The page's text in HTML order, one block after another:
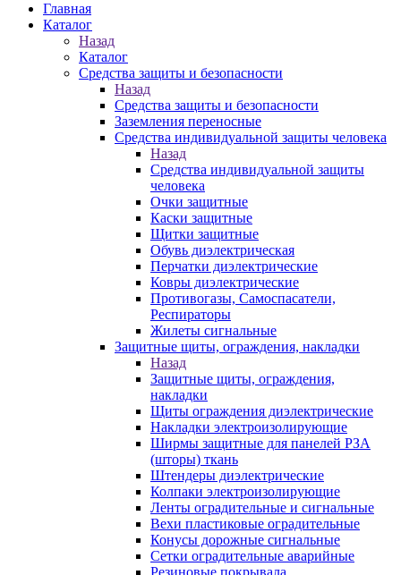
Главная
Каталог
Назад
Каталог
Средства защиты и безопасности
Назад
Средства защиты и безопасности
Заземления переносные
Средства индивидуальной защиты человека
Назад
Средства индивидуальной защиты
человека
Очки защитные
Каски защитные
Щитки защитные
Обувь диэлектрическая
Перчатки диэлектрические
Ковры диэлектрические
Противогазы, Самоспасатели,
Респираторы
Жилеты сигнальные
Защитные щиты, ограждения, накладки
Назад
Защитные щиты, ограждения,
накладки
Щиты ограждения диэлектрические
Накладки электроизолирующие
Ширмы защитные для панелей РЗА
(шторы) ткань
Штендеры диэлектрические
Колпаки электроизолирующие
Ленты оградительные и сигнальные
Вехи пластиковые оградительные
Конусы дорожные сигнальные
Сетки оградительные аварийные
Резиновые покрывала